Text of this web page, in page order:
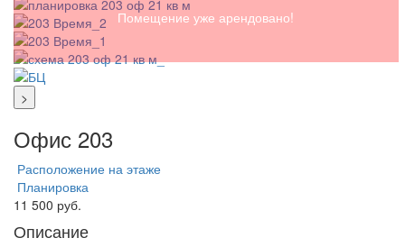
Помещение уже арендовано!
>
Офис 203
Расположение на этаже
Планировка
11 500 руб.
Описание